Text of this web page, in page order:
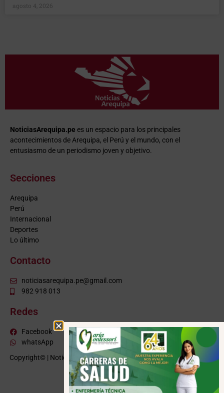
agosto 4, 2026
NoticiasArequipa.pe es un espacio para los principales
acontecimientos de Arequipa, el Perú y el mundo, con el
entusiasmo de un periodismo joven y objetivo.
Secciones
Arequipa
Perú
Internacional
Deportes
Lo último
Contacto
noticiasarequipa.pe@gmail.com
982 918 013
Redes
Facebook
whatsApp
Copyright© | NoticiasArequipa.pe | Grupo HBA Noticias| Todos los
derechos reservados